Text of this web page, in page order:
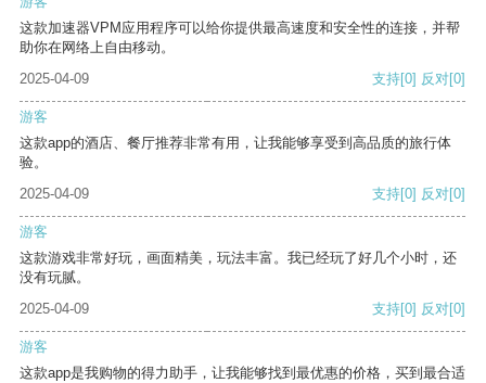
这款加速器VPM应用程序可以给你提供最高速度和安全性的连接，并帮
助你在网络上自由移动。
2025-04-09
支持[0] 反对[0]
游客
这款app的酒店、餐厅推荐非常有用，让我能够享受到高品质的旅行体
验。
2025-04-09
支持[0] 反对[0]
游客
这款游戏非常好玩，画面精美，玩法丰富。我已经玩了好几个小时，还
没有玩腻。
2025-04-09
支持[0] 反对[0]
游客
这款app是我购物的得力助手，让我能够找到最优惠的价格，买到最合适